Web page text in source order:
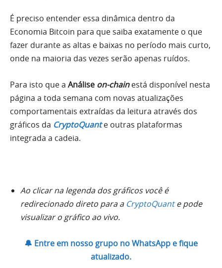
É preciso entender essa dinâmica dentro da
Economia Bitcoin para que saiba exatamente o que
fazer durante as altas e baixas no período mais curto,
onde na maioria das vezes serão apenas ruídos.
Para isto que a Análise on-chainestá disponível nesta
página a toda semana com novas atualizações
comportamentais extraídas da leitura através dos
gráficos da CryptoQuant e outras plataformas
integrada a cadeia.
Ao clicar na legenda dos gráficos você é
redirecionado direto para a CryptoQuante pode
visualizar o gráfico ao vivo.
🔔 Entre em nosso grupo no WhatsApp e fique
atualizado.